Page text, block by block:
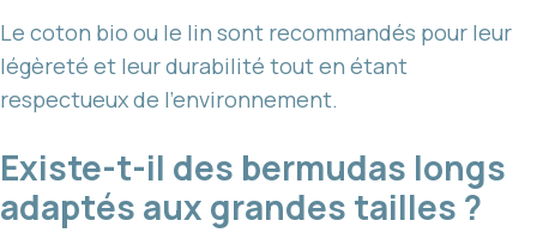
Le coton bio ou le lin sont recommandés pour leur
légèreté et leur durabilité tout en étant
respectueux de l’environnement.
Existe-t-il des bermudas longs
adaptés aux grandes tailles ?